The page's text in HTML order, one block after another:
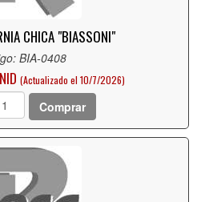
CHICA "BIASSONI"
BIA-0408
(Actualizado el 10/7/2026)
Comprar